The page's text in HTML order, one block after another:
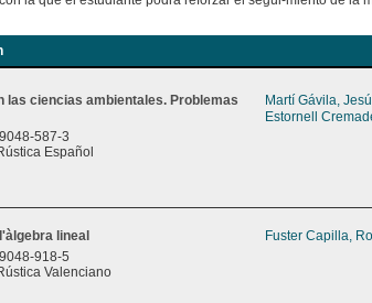
las ciencias ambientales. Problemas
587-3
Español
Martí Gávila,
Estornell
lineal
918-5
Valenciano
Fuster Capilla,